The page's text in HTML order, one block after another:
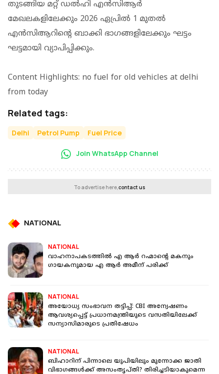
തുടങ്ങിയ മറ്റ് ഡൽഹി എന്‍സിആര്‍
മേഖലകളിലേക്കും 2026 ഏപ്രില്‍ 1 മുതല്‍
എന്‍സിആറിന്റെ ബാക്കി ഭാഗങ്ങളിലേക്കും ഘട്ടം
ഘട്ടമായി വ്യാപിപ്പിക്കും.
Content Highlights: no fuel for old vehicles at delhi
from today
Related tags:
Delhi Petrol Pump Fuel Price
Join WhatsApp Channel
To advertise here,contact us
NATIONAL
NATIONAL
വാഹനാപകടത്തില്‍ എ ആര്‍ റഹ്മാന്റെ മകനും
ഗായകനുമായ എ ആര്‍ അമീന് പരിക്ക്
NATIONAL
അയോധ്യ സംഭാവന തട്ടിപ്പ്: CBI അന്വേഷണം
ആവശ്യപ്പെട്ട് പ്രധാനമന്ത്രിയുടെ വസതിയിലേക്ക്
സന്യാസിമാരുടെ പ്രതിഷേധം
NATIONAL
ബിഹാറിന് പിന്നാലെ യുപിയിലും മുന്നോക്ക ജാതി
വിഭാഗങ്ങൾക്ക് അസംതൃപ്തി? തിരിച്ചടിയാകുമെന്ന